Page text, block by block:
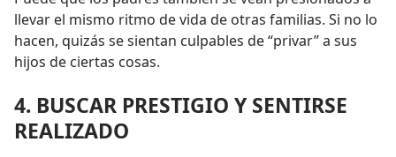
llevar el mismo ritmo de vida de otras familias. Si no lo
hacen, quizás se sientan culpables de “privar” a sus
hijos de ciertas cosas.
4. BUSCAR PRESTIGIO Y SENTIRSE
REALIZADO